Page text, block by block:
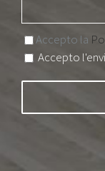
Accepto la
Accepto